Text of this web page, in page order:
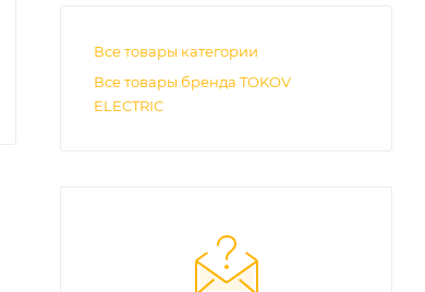
Все товары категории
Все товары бренда TOKOV
ELECTRIC